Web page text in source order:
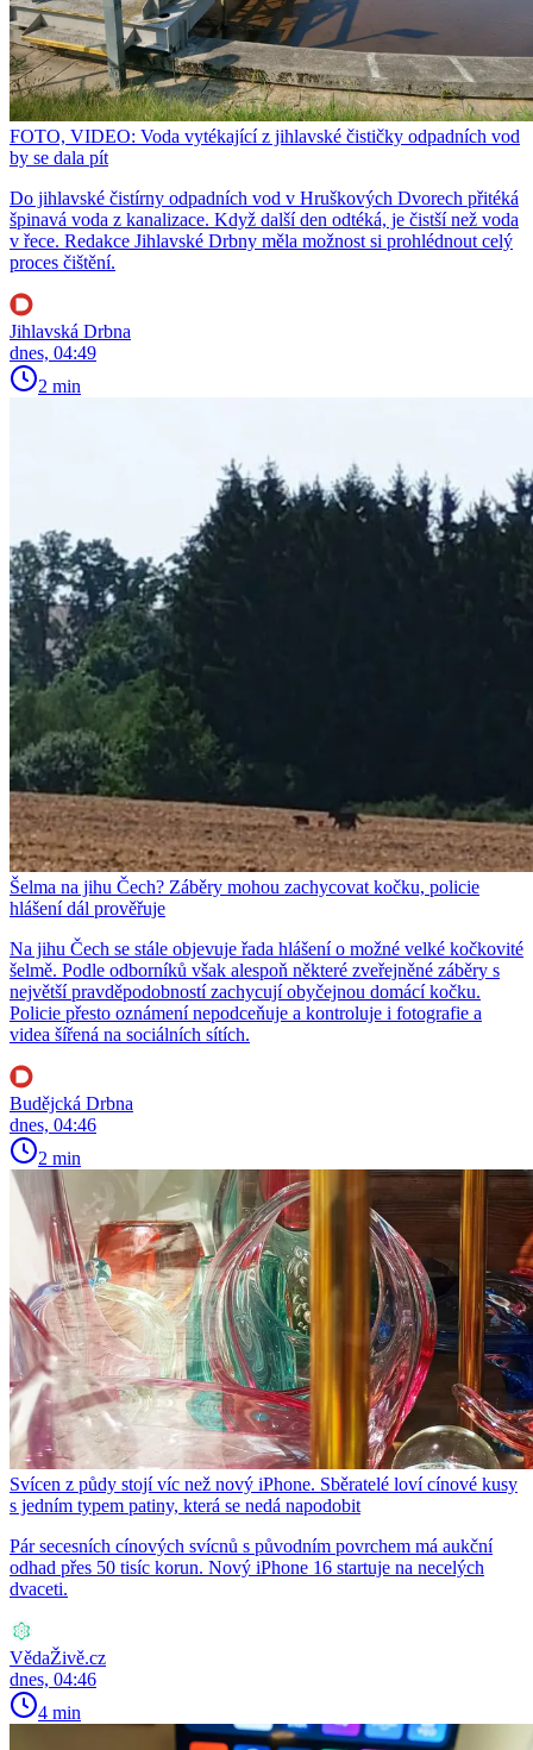
FOTO, VIDEO: Voda vytékající z jihlavské čističky odpadních vod
by se dala pít
Do jihlavské čistírny odpadních vod v Hruškových Dvorech přitéká
špinavá voda z kanalizace. Když další den odtéká, je čistší než voda
v řece. Redakce Jihlavské Drbny měla možnost si prohlédnout celý
proces čištění.
Jihlavská Drbna
dnes, 04:49
2 min
Šelma na jihu Čech? Záběry mohou zachycovat kočku, policie
hlášení dál prověřuje
Na jihu Čech se stále objevuje řada hlášení o možné velké kočkovité
šelmě. Podle odborníků však alespoň některé zveřejněné záběry s
největší pravděpodobností zachycují obyčejnou domácí kočku.
Policie přesto oznámení nepodceňuje a kontroluje i fotografie a
videa šířená na sociálních sítích.
Budějcká Drbna
dnes, 04:46
2 min
Svícen z půdy stojí víc než nový iPhone. Sběratelé loví cínové kusy
s jedním typem patiny, která se nedá napodobit
Pár secesních cínových svícnů s původním povrchem má aukční
odhad přes 50 tisíc korun. Nový iPhone 16 startuje na necelých
dvaceti.
VědaŽivě.cz
dnes, 04:46
4 min